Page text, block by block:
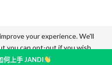
何上手 JANDI
All Rights Reserved.
your experience. We'll
you can opt-out if you wish.
Read More